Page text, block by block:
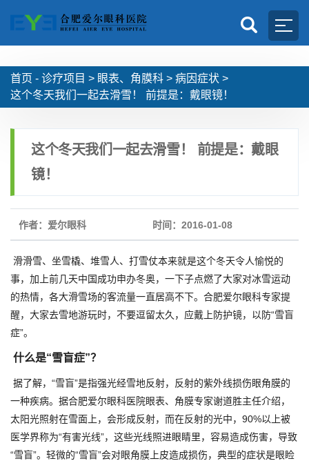
首页 - 诊疗项目 > 眼表、角膜科 > 病因症状 >
这个冬天我们一起去滑雪！ 前提是：戴眼镜！
这个冬天我们一起去滑雪！ 前提是：戴眼
镜！
作者：爱尔眼科 时间：2016-01-08
滑滑雪、坐雪橇、堆雪人、打雪仗本来就是这个冬天令人愉悦的
事，加上前几天中国成功申办冬奥，一下子点燃了大家对冰雪运动
的热情，各大滑雪场的客流量一直居高不下。合肥爱尔眼科专家提
醒，大家去雪地游玩时，不要逗留太久，应戴上防护镜，以防“雪盲
症”。
什么是“雪盲症”？
据了解，“雪盲”是指强光经雪地反射，反射的紫外线损伤眼角膜的
一种疾病。据合肥爱尔眼科医院眼表、角膜专家谢道胜主任介绍，
太阳光照射在雪面上，会形成反射，而在反射的光中，90%以上被
医学界称为“有害光线”，这些光线照进眼睛里，容易造成伤害，导致
“雪盲”。轻微的“雪盲”会对眼角膜上皮造成损伤，典型的症状是眼睑